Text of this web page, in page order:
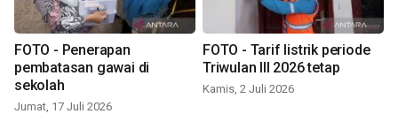
FOTO - Penerapan
pembatasan gawai di
sekolah
Jumat, 17 Juli 2026
FOTO - Tarif listrik periode
Triwulan III 2026 tetap
Kamis, 2 Juli 2026